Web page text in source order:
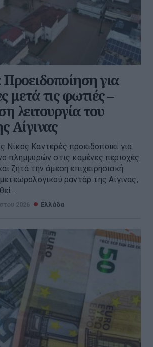
Προειδοποίηση για
μετά τις φωτιές –
λειτουργία του
Αίγινας
Νίκος Καντερές προειδοποιεί για
πλημμυρών στις καμένες περιοχές
ζητά την άμεση επιχειρησιακή
ραντάρ της Αίγινας,
...
2026 Ελλάδα